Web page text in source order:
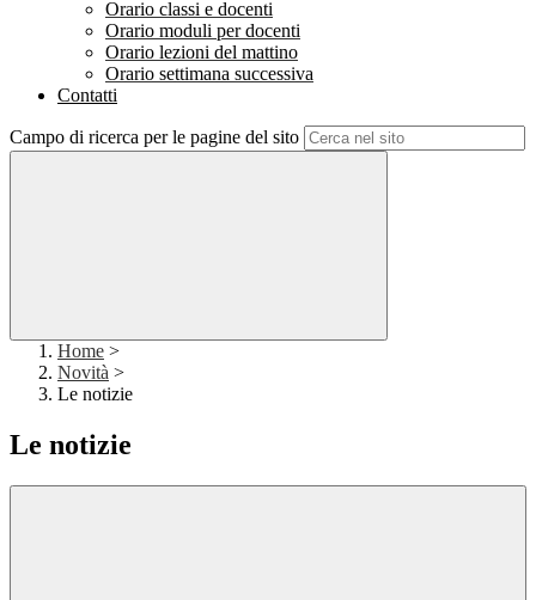
Orario classi e docenti
Orario moduli per docenti
Orario lezioni del mattino
Orario settimana successiva
Contatti
Campo di ricerca per le pagine del sito
Home >
Novità >
Le notizie
Le notizie